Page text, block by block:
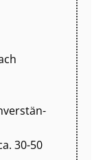
30-50